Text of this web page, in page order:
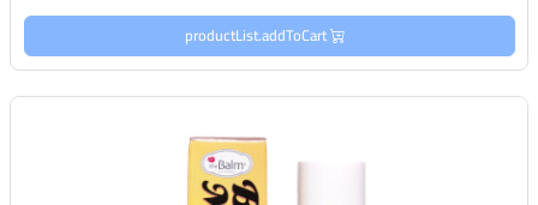
productList.addToCart